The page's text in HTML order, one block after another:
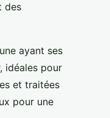
des
ayant ses
idéales pour
et traitées
pour une